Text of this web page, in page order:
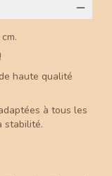
haute qualité
à tous les
stabilité.